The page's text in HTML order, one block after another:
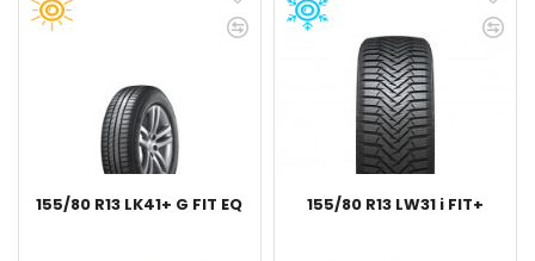
155/80 R13 LK41+ G FIT EQ 155/80 R13 LW31 i FIT+